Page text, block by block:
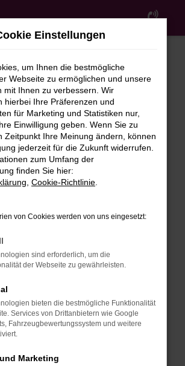
ERROR
ein Fehler aufgetreten.
Tipps, die dir helfen können:
deine Firewall und deine
Webseiten, zum Beispiel deine
wie Werbeblocker,
Funktioniert die Seite in einem
oder in einem privaten
Gerät neu.
beheben.
Einstellungen
um Ihnen die bestmögliche
Webseite zu ermöglichen und unsere
mit Ihnen zu verbessern. Wir
hierbei Ihre Präferenzen und
für Marketing und Statistiken nur,
Einwilligung geben. Wenn Sie zu
Zeitpunkt Ihre Meinung ändern, können
jederzeit für die Zukunft widerrufen.
zum Umfang der
finden Sie hier:
Cookie-Richtlinie
von Cookies werden von uns eingesetzt:
sind erforderlich, um die
der Webseite zu gewährleisten.
bieten die bestmögliche Funktionalität
Services von Drittanbietern wie Google
Fahrzeugbewertungssystem und weitere
Marketing